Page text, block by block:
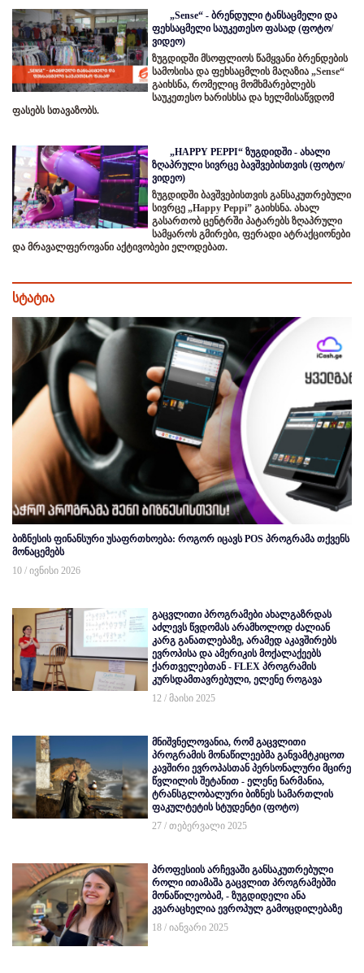
„Sense“ - ბრენდული ტანსაცმელი და
ფეხსაცმელი საუკეთესო ფასად (ფოტო/
ვიდეო)
ზუგდიდში მსოფლიოს წამყვანი ბრენდების
სამოსისა და ფეხსაცმლის მაღაზია „Sense“
გაიხსნა, რომელიც მომხმარებლებს
საუკეთესო ხარისხსა და ხელმისაწვდომ
ფასებს სთავაზობს.
„HAPPY PEPPI“ ზუგდიდში - ახალი
ზღაპრული სივრცე ბავშვებისთვის (ფოტო/
ვიდეო)
ზუგდიდში ბავშვებისთვის განსაკუთრებული
სივრცე „Happy Peppi” გაიხსნა. ახალ
გასართობ ცენტრში პატარებს ზღაპრული
სამყაროს გმირები, ფერადი ატრაქციონები
და მრავალფეროვანი აქტივობები ელოდებათ.
სტატია
ბიზნესის ფინანსური უსაფრთხოება: როგორ იცავს POS პროგრამა თქვენს
მონაცემებს
10 / ივნისი 2026
გაცვლითი პროგრამები ახალგაზრდას
აძლევს წვდომას არამხოლოდ ძალიან
კარგ განათლებაზე, არამედ აკავშირებს
ევროპისა და ამერიკის მოქალაქეებს
ქართველებთან - FLEX პროგრამის
კურსდამთავრებული, ელენე როგავა
12 / მაისი 2025
მნიშვნელოვანია, რომ გაცვლითი
პროგრამის მონაწილეებმა განვამტკიცოთ
კავშირი ევროპასთან პერსონალური მცირე
წვლილის შეტანით - ელენე ნარმანია,
ტრანსგლობალური ბიზნეს სამართლის
ფაკულტეტის სტუდენტი (ფოტო)
27 / თებერვალი 2025
პროფესიის არჩევაში განსაკუთრებული
როლი ითამაშა გაცვლით პროგრამებში
მონაწილეობამ, - ზუგდიდელი ანა
კვარაცხელია ევროპულ გამოცდილებაზე
18 / იანვარი 2025